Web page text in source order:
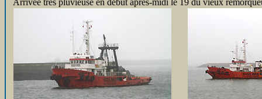
Arrivée très pluvieuse en début après-midi le 19 du vieux